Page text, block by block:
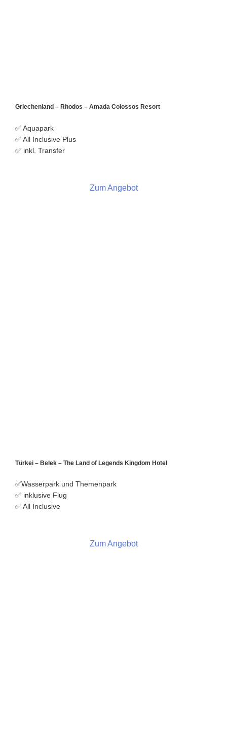
Griechenland – Rhodos – Amada Colossos Resort
✅ Aquapark
✅ All Inclusive Plus
✅ inkl. Transfer
Zum Angebot
Türkei – Belek – The Land of Legends Kingdom Hotel
✅Wasserpark und Themenpark
✅ inklusive Flug
✅ All Inclusive
Zum Angebot